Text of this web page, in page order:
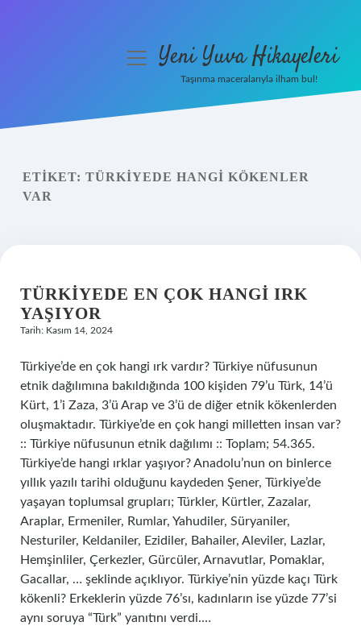
Yasal Uyarı
menüyüYeni Yuva Hikayeleri
Taşınma maceralarıyla ilham bul!
ETIKET: TÜRKIYEDE HANGI KÖKENLER
VAR
TÜRKIYEDE EN ÇOK HANGI IRK
YAŞIYOR
Tarih: Kasım 14, 2024
Türkiye’de en çok hangi ırk vardır? Türkiye nüfusunun
etnik dağılımına bakıldığında 100 kişiden 79’u Türk, 14’ü
Kürt, 1’i Zaza, 3’ü Arap ve 3’ü de diğer etnik kökenlerden
oluşmaktadır. Türkiye’de en çok hangi milletten insan var?
:: Türkiye nüfusunun etnik dağılımı :: Toplam; 54.365.
Türkiye’de hangi ırklar yaşıyor? Anadolu’nun on binlerce
yıllık yazılı tarihi olduğunu kaydeden Şener, Türkiye’de
yaşayan toplumsal grupları; Türkler, Kürtler, Zazalar,
Araplar, Ermeniler, Rumlar, Yahudiler, Süryaniler,
Nesturiler, Keldaniler, Ezidiler, Bahailer, Aleviler, Lazlar,
Hemşinliler, Çerkezler, Gürcüler, Arnavutlar, Pomaklar,
Gacallar, … şeklinde açıklıyor. Türkiye’nin yüzde kaçı Türk
kökenli? Erkeklerin yüzde 76’sı, kadınların ise yüzde 77’si
aynı soruya “Türk” yanıtını verdi.…